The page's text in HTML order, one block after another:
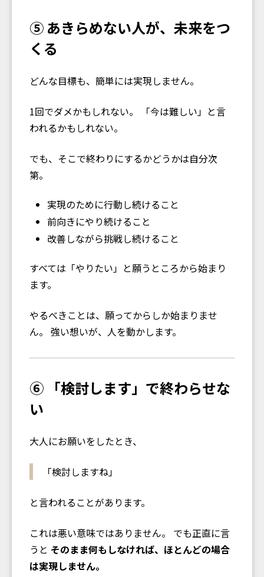
⑤ あきらめない人が、未来をつ
くる
どんな目標も、簡単には実現しません。
1回でダメかもしれない。 「今は難しい」と言
われるかもしれない。
でも、そこで終わりにするかどうかは自分次
第。
実現のために行動し続けること
前向きにやり続けること
改善しながら挑戦し続けること
すべては「やりたい」と願うところから始まり
ます。
やるべきことは、願ってからしか始まりませ
ん。 強い想いが、人を動かします。
⑥ 「検討します」で終わらせな
い
大人にお願いをしたとき、
「検討しますね」
と言われることがあります。
これは悪い意味ではありません。 でも正直に言
うと―― そのまま何もしなければ、ほとんどの場合
は実現しません。